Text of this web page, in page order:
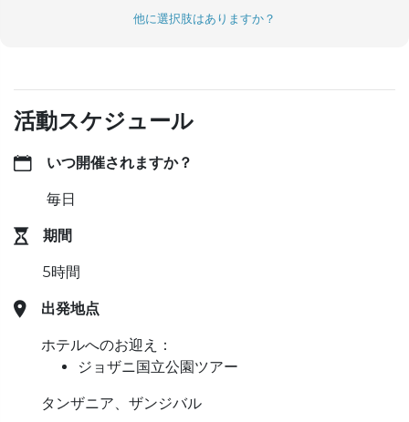
他に選択肢はありますか？
活動スケジュール
いつ開催されますか？
毎日
期間
5時間
出発地点
ホテルへのお迎え：
ジョザニ国立公園ツアー
タンザニア、ザンジバル